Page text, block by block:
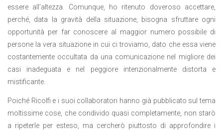
essere all’altezza. Comunque, ho ritenuto doveroso accettare,
perché, data la gravità della situazione, bisogna sfruttare ogni
opportunità per far conoscere al maggior numero possibile di
persone la vera situazione in cui ci troviamo, dato che essa viene
costantemente occultata da una comunicazione nel migliore dei
casi inadeguata e nel peggiore intenzionalmente distorta e
mistificante.
Poiché Ricolfi e i suoi collaboratori hanno già pubblicato sul tema
moltissime cose, che condivido quasi completamente, non starò
a ripeterle per esteso, ma cercherò piuttosto di approfondire i